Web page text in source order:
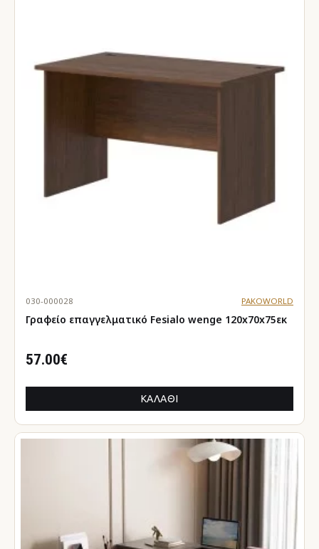
030-000028 PAKOWORLD
Γραφείο επαγγελματικό Fesialo wenge 120x70x75εκ
57.00€
ΚΑΛΆΘΙ